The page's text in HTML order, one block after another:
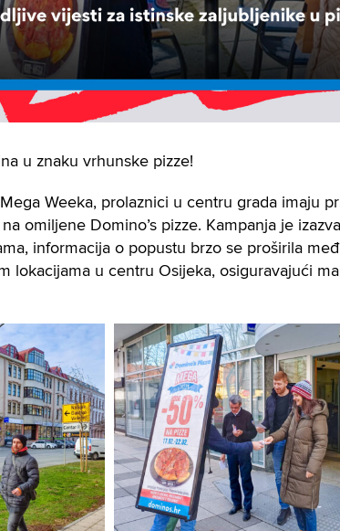
u znaku vrhunske pizze!
Weeka, prolaznici u centru grada imaju
omiljene Domino’s pizze. Kampanja je
informacija o popustu brzo se proširila
lokacijama u centru Osijeka, osiguravajući